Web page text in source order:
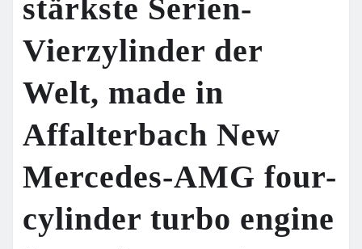
stärkste Serien-
Vierzylinder der
Welt, made in
Affalterbach New
Mercedes-AMG four-
cylinder turbo engine